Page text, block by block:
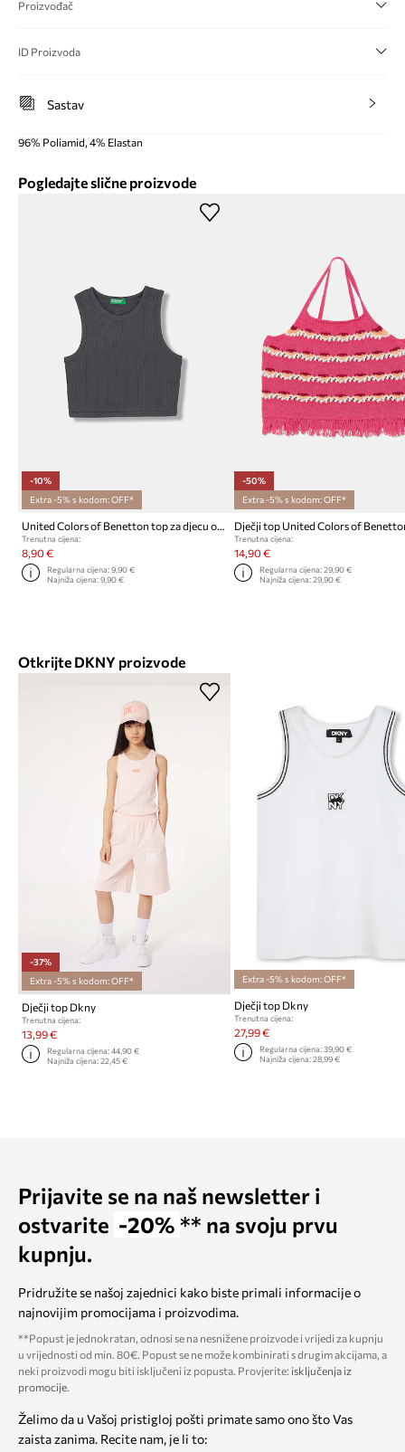
Proizvođač
ID Proizvoda
Sastav
96% Poliamid, 4% Elastan
Pogledajte slične proizvode
-10%
Extra -5% s kodom: OFF*
United Colors of Benetton top za djecu od pamuka s elastanom
Trenutna cijena:
8,90 €
Regularna cijena:9,90 €
Najniža cijena:9,90 €
-50%
Extra -5% s kodom: OFF*
Dječji top United Colors of
Trenutna cijena:
14,90 €
Regularna cijena: 29,90 €
Najniža cijena: 29,90 €
Otkrijte DKNY proizvode
-37%
Extra -5% s kodom: OFF*
Dječji top Dkny
Trenutna cijena:
13,99 €
Regularna cijena:44,90 €
Najniža cijena:22,45 €
Extra -5% s kodom: OFF*
Dječji top Dkny
Trenutna cijena:
27,99 €
Regularna cijena: 39,90 €
Najniža cijena: 28,99 €
Prijavite se na naš newsletter i
ostvarite -20% ** na svoju prvu
kupnju.
Pridružite se našoj zajednici kako biste primali informacije o
najnovijim promocijama i proizvodima.
**Popust je jednokratan, odnosi se na nesnižene proizvode i vrijedi za kupnju
u vrijednosti od min. 80€. Popust se ne može kombinirati s drugim akcijama, a
neki proizvodi mogu biti isključeni iz popusta. Provjerite: isključenja iz
promocije.
Želimo da u Vašoj pristigloj pošti primate samo ono što Vas
zaista zanima. Recite nam, je li to: